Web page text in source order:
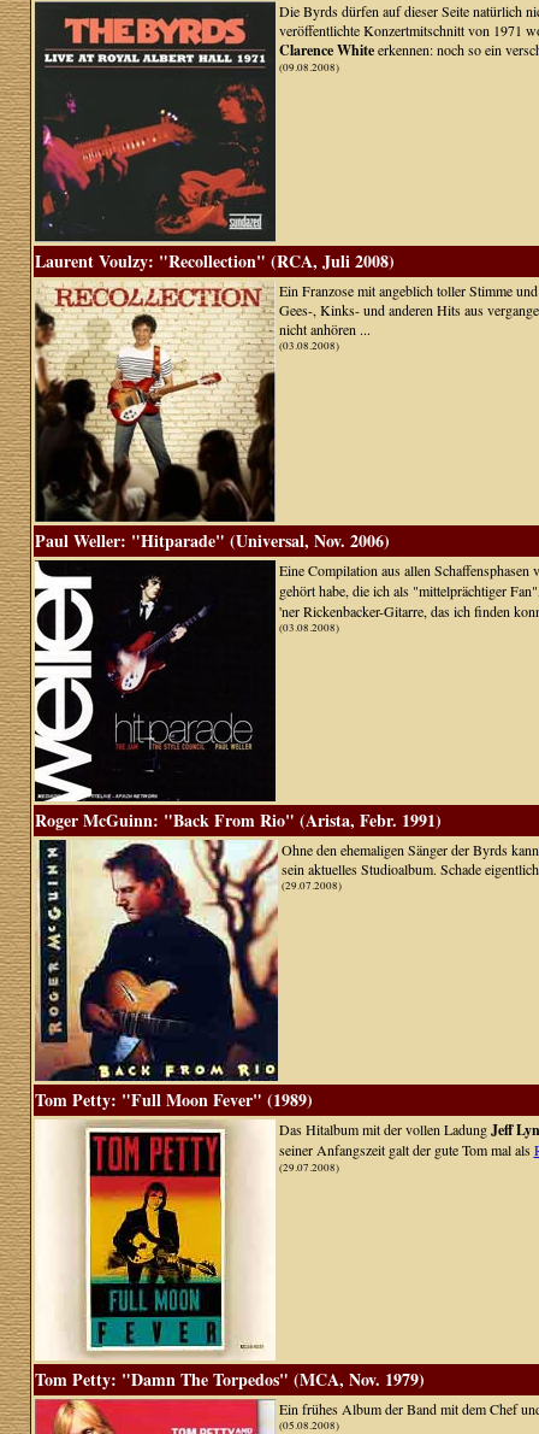
Die Byrds dürfen auf dieser Seite natürlich
veröffentlichte Konzertmitschnitt von 1971
Clarence Whiteerkennen: noch so ein
(09.08.2008)
Laurent Voulzy: "Recollection" (RCA, Juli 2008)
Ein Franzose mit angeblich toller Stimme
Gees-, Kinks- und anderen Hits aus
nicht anhören ...
(03.08.2008)
Paul Weller: "Hitparade" (Universal, Nov. 2006)
Eine Compilation aus allen
gehört habe, die ich als "mittelprächtiger
'ner Rickenbacker-Gitarre, das ich finden
(03.08.2008)
Roger McGuinn: "Back From Rio" (Arista, Febr. 1991)
Ohne den ehemaligen Sänger der Byrds
sein aktuelles Studioalbum. Schade
(29.07.2008)
Tom Petty: "Full Moon Fever" (1989)
Das Hitalbum mit der vollen LadungJeff
seiner Anfangszeit galt der gute Tom mal als
(29.07.2008)
Tom Petty: "Damn The Torpedos" (MCA, Nov. 1979)
Ein frühes Album der Band mit dem Chef
(05.08.2008)